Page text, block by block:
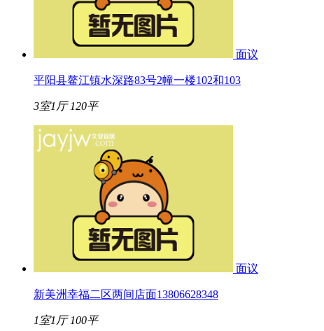
面议
平阳县鳌江镇水深路83号2幢一楼102和103
3室1厅 120平
面议
新美洲幸福二区两间店面13806628348
1室1厅 100平